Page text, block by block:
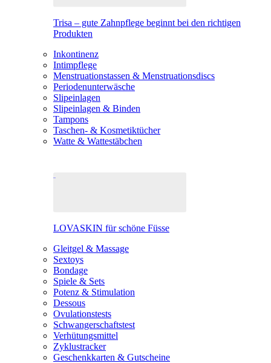
Trisa – gute Zahnpflege beginnt bei den richtigen
Produkten
Inkontinenz
Intimpflege
Menstruationstassen & Menstruationsdiscs
Periodenunterwäsche
Slipeinlagen
Slipeinlagen & Binden
Tampons
Taschen- & Kosmetiktücher
Watte & Wattestäbchen
LOVASKIN für schöne Füsse
Gleitgel & Massage
Sextoys
Bondage
Spiele & Sets
Potenz & Stimulation
Dessous
Ovulationstests
Schwangerschaftstest
Verhütungsmittel
Zyklustracker
Geschenkkarten & Gutscheine